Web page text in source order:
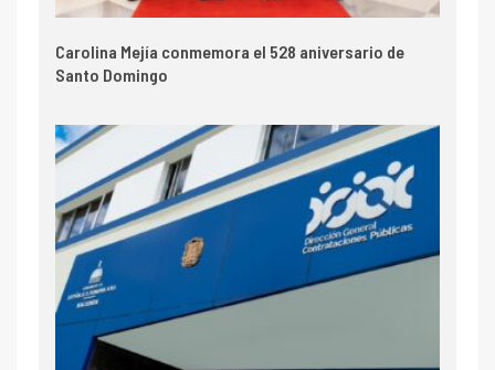
Carolina Mejía conmemora el 528 aniversario de
Santo Domingo